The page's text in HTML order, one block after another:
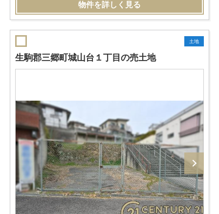
物件を詳しく見る
土地
生駒郡三郷町城山台１丁目の売土地